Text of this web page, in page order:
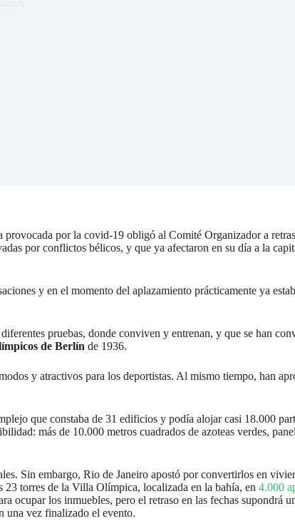
por la covid-19 obligó al Comité Organizador a
por conflictos bélicos, y que ya afectaron en su día a la
y en el momento del aplazamiento prácticamente ya
pruebas, donde conviven y entrenan, y que se han
de Berlín de 1936.
y atractivos para los deportistas. Al mismo tiempo, han
que constaba de 31 edificios y podía alojar casi 18.000
más de 10.000 metros cuadrados de azoteas verdes,
Sin embargo, Rio de Janeiro apostó por convertirlos en
torres de la Villa Olímpica, localizada en la bahía, en 4.000
ocupar los inmuebles, pero el retraso en las fechas supondrá
una vez finalizado el evento.